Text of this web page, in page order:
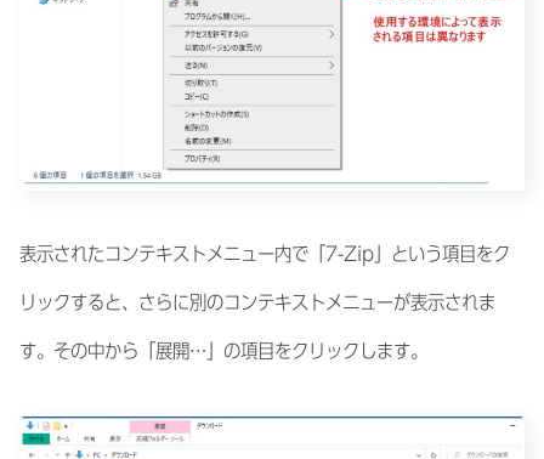
表示されたコンテキストメニュー内で「7-Zip」という項目をク
リックすると、さらに別のコンテキストメニューが表示されま
す。その中から「展開…」の項目をクリックします。